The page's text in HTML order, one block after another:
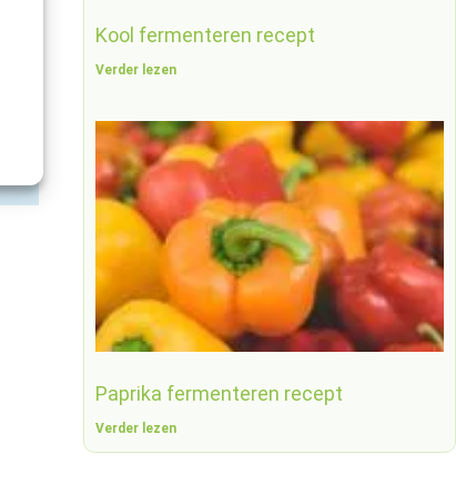
Kool fermenteren recept
Verder lezen
Paprika fermenteren recept
Verder lezen